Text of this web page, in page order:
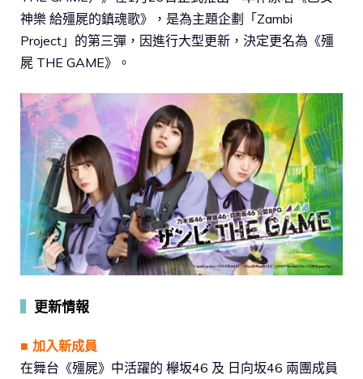
神樂 給殭屍的鎮魂歌》，是為主題企劃「Zambi
Project」的第三彈，因進行大型更新，決定更名為《殭
屍 THE GAME》。
更新情報
■ 加入新成員
在舞台《殭屍》中活躍的 欅坂46 及 日向坂46 兩團成員